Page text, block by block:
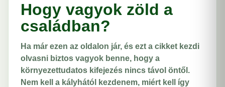
Hogy vagyok zöld a
családban?
Ha már ezen az oldalon jár, és ezt a cikket kezdi
olvasni biztos vagyok benne, hogy a
környezettudatos kifejezés nincs távol öntől.
Nem kell a kályhától kezdenem, miért kell így